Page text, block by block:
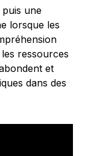
une
lorsque les
ressources
et
dans des